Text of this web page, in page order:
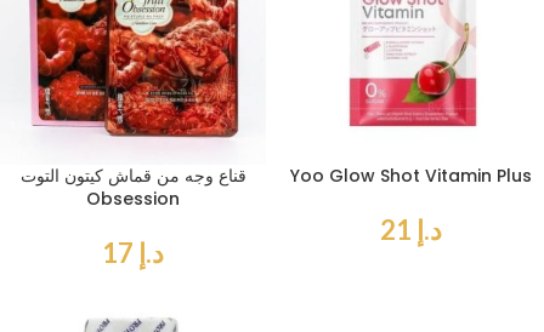
قناع وجه من قماش كيتون التوت
Obsession
د.إ
Yoo Glow Shot Vitamin Plus
د.إ